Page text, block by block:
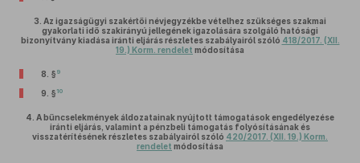
3. Az igazságügyi szakértői névjegyzékbe vételhez szükséges szakmai
gyakorlati idő szakirányú jellegének igazolására szolgáló hatósági
bizonyítvány kiadása iránti eljárás részletes szabályairól szóló 418/2017. (XII.
19.) Korm. rendelet módosítása
8. § 9
9. § 10
4. A bűncselekmények áldozatainak nyújtott támogatások engedélyezése
iránti eljárás, valamint a pénzbeli támogatás folyósításának és
visszatérítésének részletes szabályairól szóló 420/2017. (XII. 19.) Korm.
rendelet módosítása